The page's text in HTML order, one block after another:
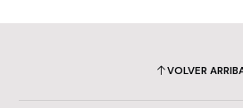
VOLVER